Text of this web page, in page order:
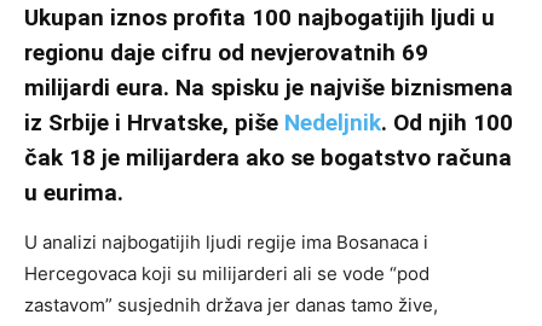
Ukupan iznos profita 100 najbogatijih ljudi u
regionu daje cifru od nevjerovatnih 69
milijardi eura. Na spisku je najviše biznismena
iz Srbije i Hrvatske, piše Nedeljnik. Od njih 100
čak 18 je milijardera ako se bogatstvo računa
u eurima.
U analizi najbogatijih ljudi regije ima Bosanaca i
Hercegovaca koji su milijarderi ali se vode “pod
zastavom” susjednih država jer danas tamo žive,